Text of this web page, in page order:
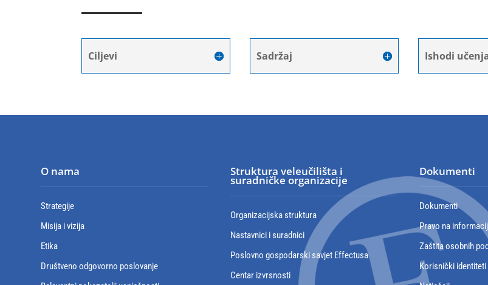
Ciljevi Sadržaj Ishodi
O nama
Strategije
Misija i vizija
Etika
Društveno odgovorno poslovanje
Struktura veleučilišta i
suradničke organizacije
Organizacijska struktura
Nastavnici i suradnici
Poslovno gospodarski savjet Effectusa
Centar izvrsnosti
Dokumenti
Dokumenti
Pravo na
Zaštita osobnih
Korisnički identiteti